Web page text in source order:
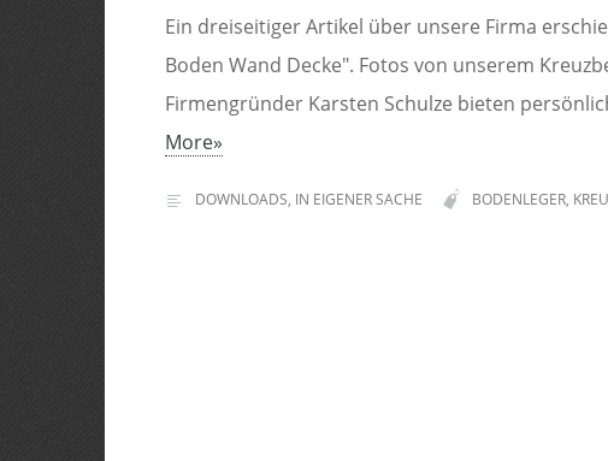
Ein dreiseitiger Artikel über unsere Firma
Boden Wand Decke". Fotos von unserem
Firmengründer Karsten Schulze bieten
More»
DOWNLOADS, IN EIGENER SACHE BODENLEGER,